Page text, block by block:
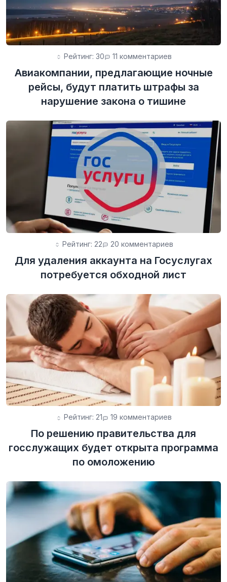
Рейтинг: 30 11 комментариев
Авиакомпании, предлагающие ночные
рейсы, будут платить штрафы за
нарушение закона о тишине
Рейтинг: 22 20 комментариев
Для удаления аккаунта на Госуслугах
потребуется обходной лист
Рейтинг: 21 19 комментариев
По решению правительства для
госслужащих будет открыта программа
по омоложению